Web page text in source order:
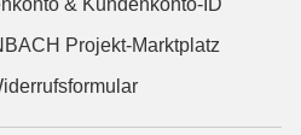
& Kundenkonto-ID
Projekt-Marktplatz